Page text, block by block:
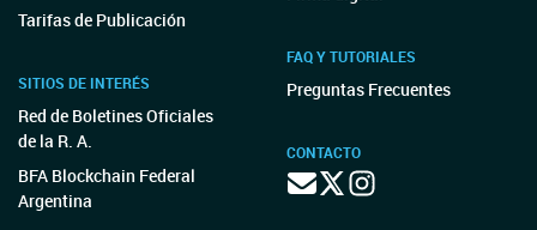
Tarifas de Publicación
SITIOS DE INTERÉS
Red de Boletines Oficiales
de la R. A.
BFA Blockchain Federal
Argentina
FAQ Y TUTORIALES
Preguntas Frecuentes
CONTACTO